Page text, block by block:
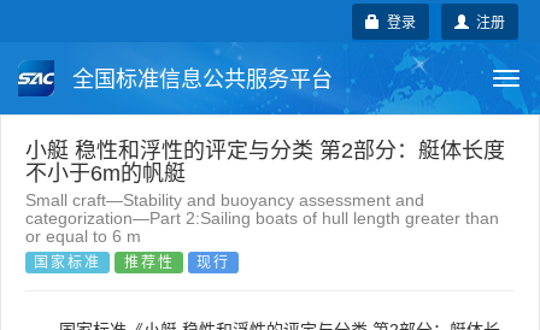
注册
登录
全国标准信息公共服务平台
国家标准 行业标准 地方标准
团体标准 企业标准 国际标准
国外标准 技术委员会
小艇 稳性和浮性的评定与分类 第2部分：艇体长度
不小于6m的帆艇
Small craft—Stability and buoyancy assessment and
categorization—Part 2:Sailing boats of hull length greater than
or equal to 6 m
国家标准 推荐性 现行